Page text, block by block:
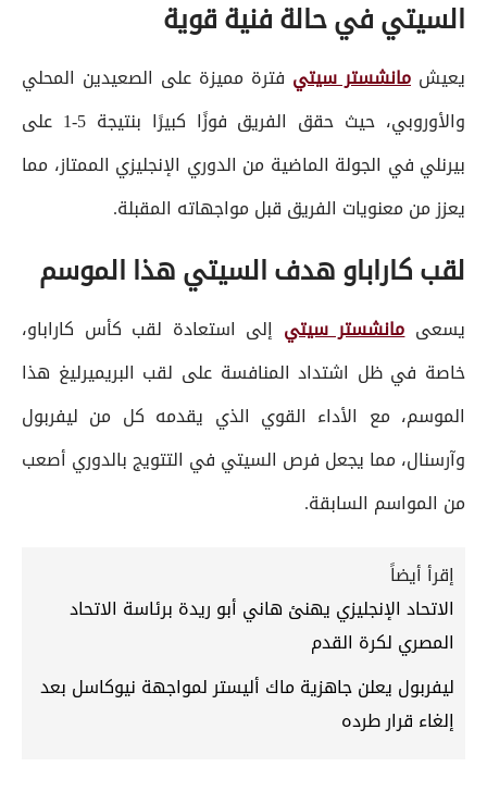
السيتي في حالة فنية قوية
يعيش مانشستر سيتي فترة مميزة على الصعيدين المحلي
والأوروبي، حيث حقق الفريق فوزًا كبيرًا بنتيجة 5-1 على
بيرنلي في الجولة الماضية من الدوري الإنجليزي الممتاز، مما
يعزز من معنويات الفريق قبل مواجهاته المقبلة.
لقب كاراباو هدف السيتي هذا الموسم
يسعىمانشستر سيتي إلى استعادة لقب كأس كاراباو،
خاصة في ظل اشتداد المنافسة على لقب البريميرليغ هذا
الموسم، مع الأداء القوي الذي يقدمه كل من ليفربول
وآرسنال، مما يجعل فرص السيتي في التتويج بالدوري أصعب
من المواسم السابقة.
إقرأ أيضاً
الاتحاد الإنجليزي يهنئ هاني أبو ريدة برئاسة الاتحاد
المصري لكرة القدم
ليفربول يعلن جاهزية ماك أليستر لمواجهة نيوكاسل بعد
إلغاء قرار طرده